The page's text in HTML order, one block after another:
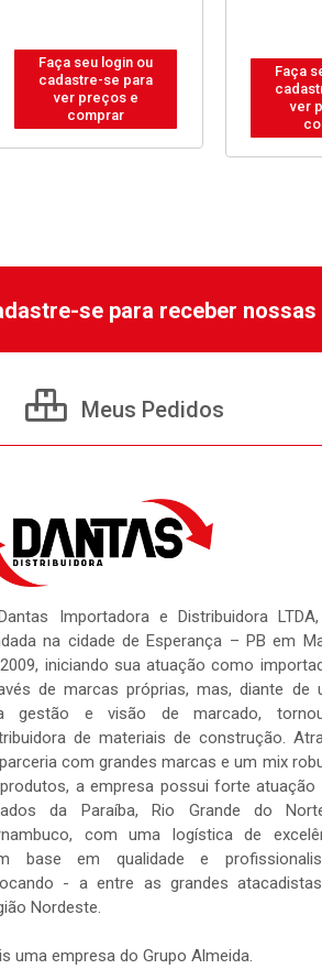
Faça seu login ou
cadastre-se para
ver preços e
comprar
Faça
ver
se para receber
Meus Pedidos
Importadora e Distribuidora
na cidade de Esperança – PB em
iniciando sua atuação como
de marcas próprias, mas, diante de
gestão e visão de marcado,
de materiais de construção.
com grandes marcas e um mix
a empresa possui forte atuação
da Paraíba, Rio Grande do
com uma logística de
base em qualidade e
- a entre as grandes
Nordeste.
uma empresa do Grupo Almeida.